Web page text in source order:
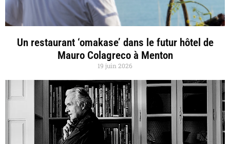
Un restaurant ‘omakase’ dans le futur hôtel de
Mauro Colagreco à Menton
19 juin 2026